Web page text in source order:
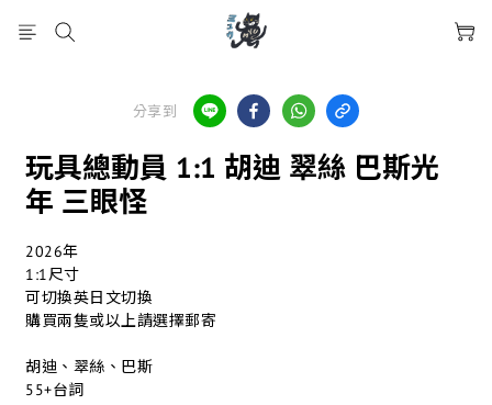
分享到
玩具總動員 1:1 胡迪 翠絲 巴斯光
年 三眼怪
2026年
1:1尺寸
可切換英日文切換
購買兩隻或以上請選擇郵寄
胡迪、翠絲、巴斯
55+台詞